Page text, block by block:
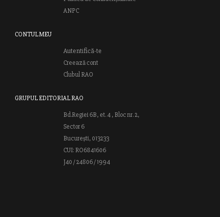
ANPC
CONTUL MEU
Autentifică-te
Creează cont
Clubul RAO
GRUPUL EDITORIAL RAO
Bd.Regiei 6B, et. 4 , Bloc nr. 2,
Sector 6
București, 013233
CUI: RO6841606
J40 / 24806 / 1994